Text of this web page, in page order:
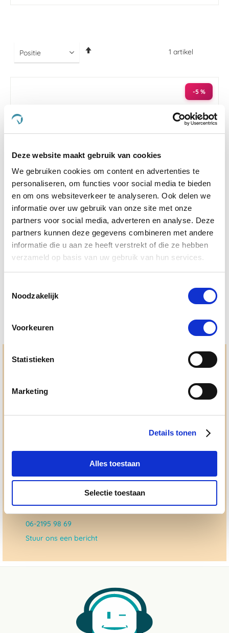
Deze website maakt gebruik van cookies
We gebruiken cookies om content en advertenties te
personaliseren, om functies voor social media te bieden
en om ons websiteverkeer te analyseren. Ook delen we
informatie over uw gebruik van onze site met onze
partners voor social media, adverteren en analyse. Deze
partners kunnen deze gegevens combineren met andere
informatie die u aan ze heeft verstrekt of die ze hebben
verzameld op basis van uw gebruik van hun services.
Noodzakelijk
Voorkeuren
Statistieken
Marketing
Details tonen
Alles toestaan
Selectie toestaan
1 artikel
-5 %
4.5
star
rating
6 Beoordelingen
Puur Muscle Mass Hond/Kat
Nog maar 1 beschikbaar
Hulp en advies nodig?
allemaal voor doen. Bij De Paardendrogist worden we
gedreven door onze visie: het leveren van producten van
"ouderwetse" service. Wij helpen je graag, doen wat wij
Ma. t/m vrij 8:30 - 17:30 uur
050 - 409 69 96
advies@paardendrogist.nl
06-2195 98 69
Stuur ons een bericht